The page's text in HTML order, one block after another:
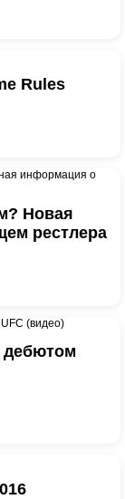
Rules
Новая
рестлера
дебютом